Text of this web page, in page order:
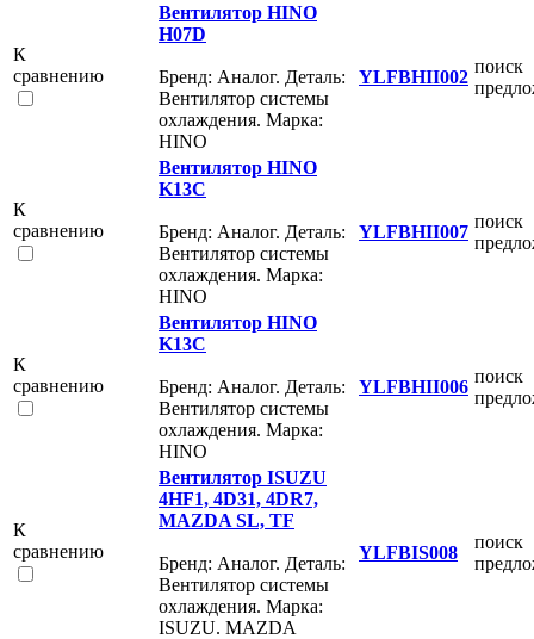
К
сравнению
Вентилятор HINO
H07D
Бренд: Аналог. Деталь:
Вентилятор системы
охлаждения. Марка:
HINO
YLFBHII002
поиск
К
сравнению
Вентилятор HINO
K13C
Бренд: Аналог. Деталь:
Вентилятор системы
охлаждения. Марка:
HINO
YLFBHII007
поиск
К
сравнению
Вентилятор HINO
K13C
Бренд: Аналог. Деталь:
Вентилятор системы
охлаждения. Марка:
HINO
YLFBHII006
поиск
К
сравнению
Вентилятор ISUZU
4HF1, 4D31, 4DR7,
MAZDA SL, TF
Бренд: Аналог. Деталь:
Вентилятор системы
охлаждения. Марка:
ISUZU. MAZDA
YLFBIS008
поиск